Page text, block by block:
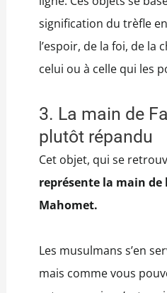
signification du trèfle
l’espoir, de la foi, de la
celui ou à celle qui les
3. La main de
plutôt répandu
Cet objet, qui se
représente la main
Mahomet.
Les musulmans s’en
mais comme vous